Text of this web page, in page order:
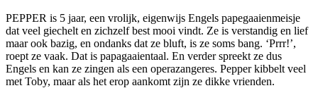
PEPPER is 5 jaar, een vrolijk, eigenwijs Engels papegaaienmeisje
dat veel giechelt en zichzelf best mooi vindt. Ze is verstandig en lief
maar ook bazig, en ondanks dat ze bluft, is ze soms bang. ‘Prrr!’,
roept ze vaak. Dat is papagaaientaal. En verder spreekt ze dus
Engels en kan ze zingen als een operazangeres. Pepper kibbelt veel
met Toby, maar als het erop aankomt zijn ze dikke vrienden.